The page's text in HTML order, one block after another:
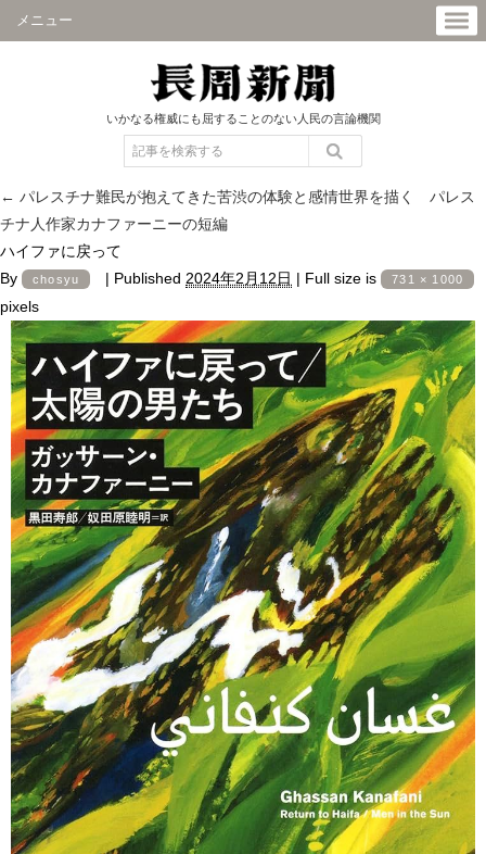
メニュー
いかなる権威にも屈することのない人民の言論機関
← パレスチナ難民が抱えてきた苦渋の体験と感情世界を描く パレス
チナ人作家カナファーニーの短編
ハイファに戻って
By
chosyu | Published 2024年2月12日 | Full size is 731 × 1000
pixels